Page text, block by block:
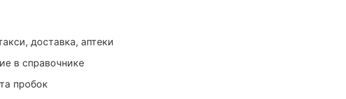
доставка, аптеки
в справочнике
пробок